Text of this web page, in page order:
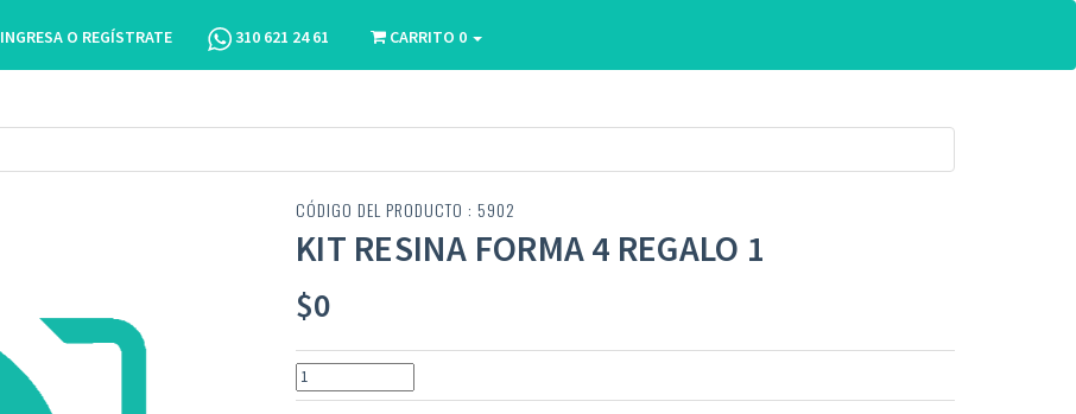
INGRESA O REGÍSTRATE 310 621 24 61 CARRITO 0
CÓDIGO DEL PRODUCTO : 5902
KIT RESINA FORMA 4 REGALO 1
$0